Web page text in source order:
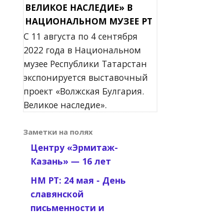
ВЕЛИКОЕ НАСЛЕДИЕ» В
НАЦИОНАЛЬНОМ МУЗЕЕ РТ
С 11 августа по 4 сентября
2022 года в Национальном
музее Республики Татарстан
экспонируется выставочный
проект «Волжская Булгария.
Великое наследие».
Заметки на полях
Центру «Эрмитаж-
Казань» — 16 лет
НМ РТ: 24 мая - День
славянской
письменности и